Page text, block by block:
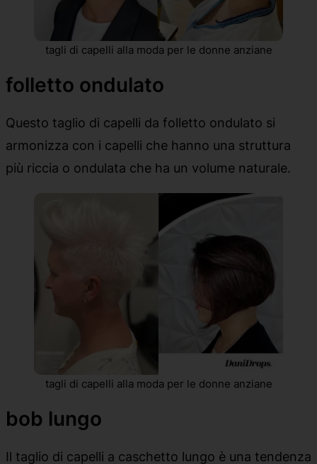
tagli di capelli alla moda per le donne anziane
folletto ondulato
Questo taglio di capelli da folletto ondulato si
armonizza con i capelli che hanno una struttura
più riccia o ondulata che ha un volume naturale.
tagli di capelli alla moda per le donne anziane
bob lungo
Il taglio di capelli a caschetto lungo è una tendenza